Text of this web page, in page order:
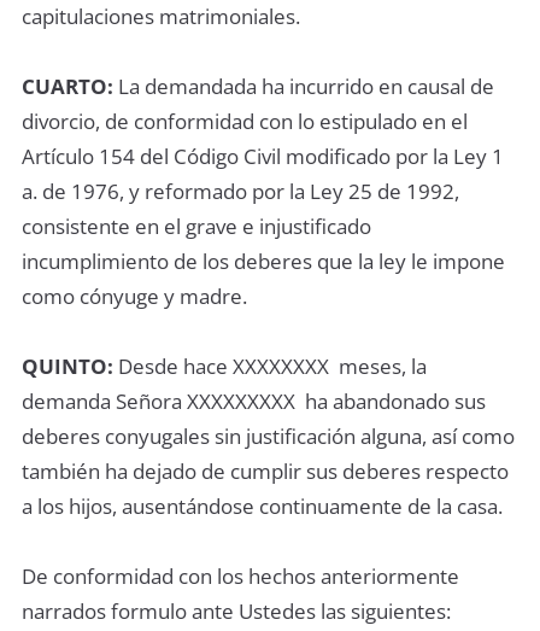
capitulaciones matrimoniales.
CUARTO: La demandada ha incurrido en causal de
divorcio, de conformidad con lo estipulado en el
Artículo 154 del Código Civil modificado por la Ley 1
a. de 1976, y reformado por la Ley 25 de 1992,
consistente en el grave e injustificado
incumplimiento de los deberes que la ley le impone
como cónyuge y madre.
QUINTO: Desde hace XXXXXXXX meses, la
demanda Señora XXXXXXXXX ha abandonado sus
deberes conyugales sin justificación alguna, así como
también ha dejado de cumplir sus deberes respecto
a los hijos, ausentándose continuamente de la casa.
De conformidad con los hechos anteriormente
narrados formulo ante Ustedes las siguientes: